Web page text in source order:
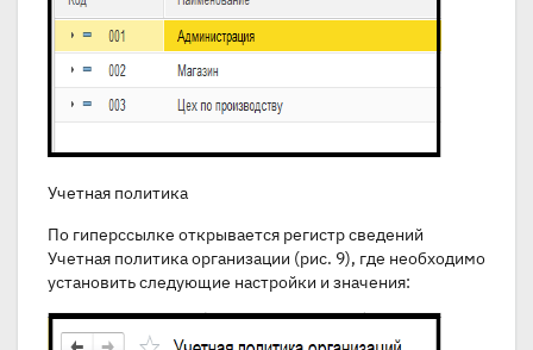
Учетная политика
По гиперссылке открывается регистр сведений
Учетная политика организации (рис. 9), где необходимо
установить следующие настройки и значения: